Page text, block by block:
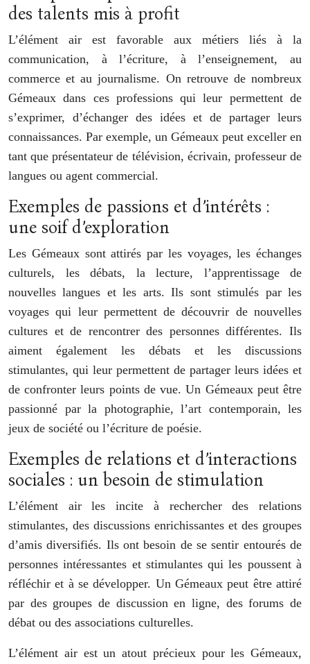
des talents mis à profit
L’élément air est favorable aux métiers liés à la
communication, à l’écriture, à l’enseignement, au
commerce et au journalisme. On retrouve de nombreux
Gémeaux dans ces professions qui leur permettent de
s’exprimer, d’échanger des idées et de partager leurs
connaissances. Par exemple, un Gémeaux peut exceller en
tant que présentateur de télévision, écrivain, professeur de
langues ou agent commercial.
Exemples de passions et d’intérêts :
une soif d’exploration
Les Gémeaux sont attirés par les voyages, les échanges
culturels, les débats, la lecture, l’apprentissage de
nouvelles langues et les arts. Ils sont stimulés par les
voyages qui leur permettent de découvrir de nouvelles
cultures et de rencontrer des personnes différentes. Ils
aiment également les débats et les discussions
stimulantes, qui leur permettent de partager leurs idées et
de confronter leurs points de vue. Un Gémeaux peut être
passionné par la photographie, l’art contemporain, les
jeux de société ou l’écriture de poésie.
Exemples de relations et d’interactions
sociales : un besoin de stimulation
L’élément air les incite à rechercher des relations
stimulantes, des discussions enrichissantes et des groupes
d’amis diversifiés. Ils ont besoin de se sentir entourés de
personnes intéressantes et stimulantes qui les poussent à
réfléchir et à se développer. Un Gémeaux peut être attiré
par des groupes de discussion en ligne, des forums de
débat ou des associations culturelles.
L’élément air est un atout précieux pour les Gémeaux,